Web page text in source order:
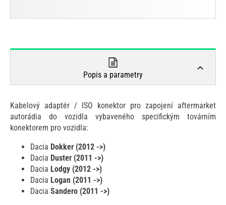
Popis a parametry
Kabelový adaptér / ISO konektor pro zapojení aftermarket
autorádia do vozidla vybaveného specifickým továrním
konektorem pro vozidla:
Dacia Dokker (2012 ->)
Dacia Duster (2011 ->)
Dacia Lodgy (2012 ->)
Dacia Logan (2011 ->)
Dacia Sandero (2011 ->)